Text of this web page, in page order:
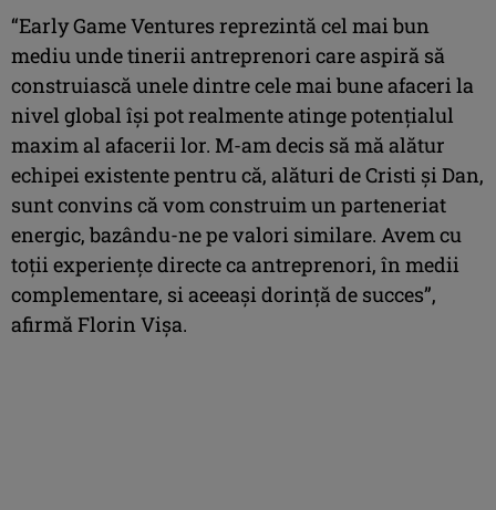
“Early Game Ventures reprezintă cel mai bun
mediu unde tinerii antreprenori care aspiră să
construiască unele dintre cele mai bune afaceri la
nivel global își pot realmente atinge potențialul
maxim al afacerii lor. M-am decis să mă alătur
echipei existente pentru că, alături de Cristi și Dan,
sunt convins că vom construim un parteneriat
energic, bazându-ne pe valori similare. Avem cu
toții experiențe directe ca antreprenori, în medii
complementare, si aceeași dorință de succes”,
afirmă Florin Vișa.